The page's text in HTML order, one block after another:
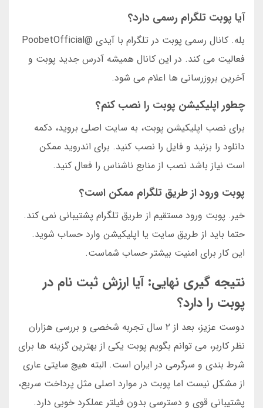
آیا پوبت تلگرام رسمی دارد؟
بله. کانال رسمی پوبت در تلگرام با آیدی @PoobetOfficial
فعالیت می کند. در این کانال همیشه آدرس جدید پوبت و
آخرین بروزرسانی ها اعلام می شود.
چطور اپلیکیشن پوبت را نصب کنم؟
برای نصب اپلیکیشن پوبت، به سایت اصلی بروید، دکمه
دانلود را بزنید و فایل را نصب کنید. برای اندروید ممکن
است نیاز باشد نصب از منابع ناشناس را فعال کنید.
پوبت ورود از طریق تلگرام ممکن است؟
خیر. پوبت ورود مستقیم از طریق تلگرام پشتیبانی نمی کند.
حتما باید از طریق سایت یا اپلیکیشن وارد حساب شوید.
این کار برای امنیت بیشتر حساب شماست.
نتیجه گیری نهایی: آیا ارزش ثبت نام در
پوبت را دارد؟
دوست عزیز، بعد از ۲ سال تجربه شخصی و بررسی هزاران
نظر کاربر، می توانم بگویم پوبت یکی از بهترین گزینه ها برای
شرط بندی و سرگرمی در ایران است. البته هیچ سایتی عاری
از مشکل نیست اما پوبت در موارد اصلی مثل پرداخت سریع،
پشتیبانی قوی و دسترسی بدون فیلتر عملکرد خوبی دارد.